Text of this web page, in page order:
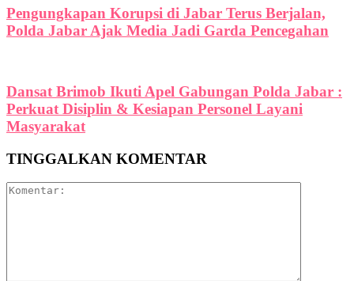
Pengungkapan Korupsi di Jabar Terus Berjalan,
Polda Jabar Ajak Media Jadi Garda Pencegahan
Dansat Brimob Ikuti Apel Gabungan Polda Jabar :
Perkuat Disiplin & Kesiapan Personel Layani
Masyarakat
TINGGALKAN KOMENTAR